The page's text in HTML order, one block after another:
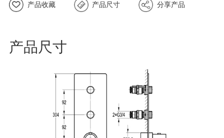
产品收藏 产品尺寸 分享产品
产品尺寸